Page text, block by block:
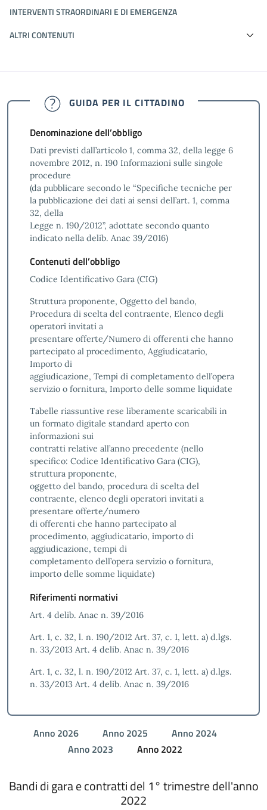
INTERVENTI STRAORDINARI E DI EMERGENZA
ALTRI CONTENUTI
GUIDA PER IL CITTADINO
Denominazione dell’obbligo
Dati previsti dall’articolo 1, comma 32, della legge 6
novembre 2012, n. 190 Informazioni sulle singole
procedure
(da pubblicare secondo le “Specifiche tecniche per
la pubblicazione dei dati ai sensi dell’art. 1, comma
32, della
Legge n. 190/2012”, adottate secondo quanto
indicato nella delib. Anac 39/2016)
Contenuti dell’obbligo
Codice Identificativo Gara (CIG)
Struttura proponente, Oggetto del bando,
Procedura di scelta del contraente, Elenco degli
operatori invitati a
presentare offerte/Numero di offerenti che hanno
partecipato al procedimento, Aggiudicatario,
Importo di
aggiudicazione, Tempi di completamento dell’opera
servizio o fornitura, Importo delle somme liquidate
Tabelle riassuntive rese liberamente scaricabili in
un formato digitale standard aperto con
informazioni sui
contratti relative all’anno precedente (nello
specifico: Codice Identificativo Gara (CIG),
struttura proponente,
oggetto del bando, procedura di scelta del
contraente, elenco degli operatori invitati a
presentare offerte/numero
di offerenti che hanno partecipato al
procedimento, aggiudicatario, importo di
aggiudicazione, tempi di
completamento dell’opera servizio o fornitura,
importo delle somme liquidate)
Riferimenti normativi
Art. 4 delib. Anac n. 39/2016
Art. 1, c. 32, l. n. 190/2012 Art. 37, c. 1, lett. a) d.lgs.
n. 33/2013 Art. 4 delib. Anac n. 39/2016
Art. 1, c. 32, l. n. 190/2012 Art. 37, c. 1, lett. a) d.lgs.
n. 33/2013 Art. 4 delib. Anac n. 39/2016
Anno 2026 Anno 2025
Anno 2024
Anno 2023
Anno 2022
Bandi di gara e contratti del 1° trimestre dell'anno
2022